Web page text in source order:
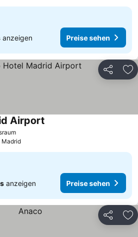
anzeigen Preise sehen
Teilen
Preise sehen
Airport
Madrid
anzeigen Preise sehen
Teilen